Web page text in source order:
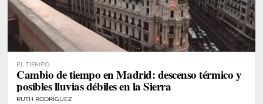
EL TIEMPO
Cambio de tiempo en Madrid: descenso térmico y
posibles lluvias débiles en la Sierra
RUTH RODRÍGUEZ